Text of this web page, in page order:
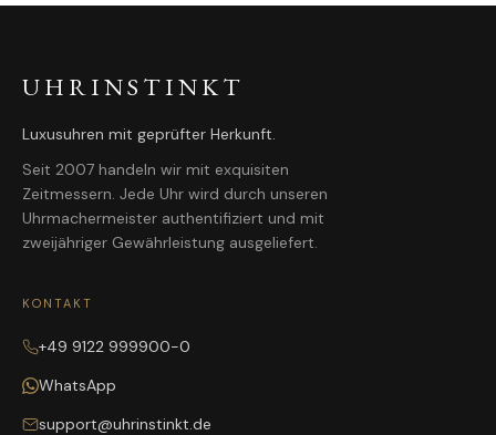
UHRINSTINKT
Luxusuhren mit geprüfter Herkunft.
Seit 2007 handeln wir mit exquisiten
Zeitmessern. Jede Uhr wird durch unseren
Uhrmachermeister authentifiziert und mit
zweijähriger Gewährleistung ausgeliefert.
KONTAKT
+49 9122 999900-0
WhatsApp
support@uhrinstinkt.de